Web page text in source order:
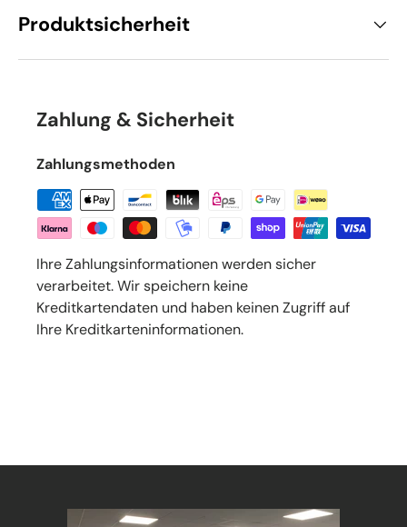
Produktsicherheit
Zahlung & Sicherheit
Zahlungsmethoden
Ihre Zahlungsinformationen werden sicher
verarbeitet. Wir speichern keine
Kreditkartendaten und haben keinen Zugriff auf
Ihre Kreditkarteninformationen.